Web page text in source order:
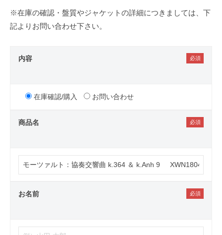
※在庫の確認・盤質やジャケットの詳細につきましては、下
記よりお問い合わせ下さい。
内容
在庫確認/購入 お問い合わせ
商品名
お名前